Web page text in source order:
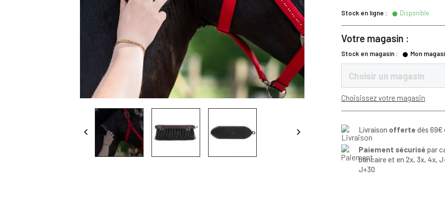
 
Stock en ligne : Disponible
Votre magasin :
Stock en magasin : Mon
Choisir un magasin
Choisissez votre magasin
Livraison offerte dès
Paiement sécurisé par
bancaire et en 2x, 3x, 4x,
J+30